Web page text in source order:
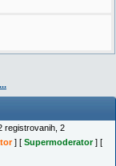
registrovanih, 2
] [ Supermoderator] [